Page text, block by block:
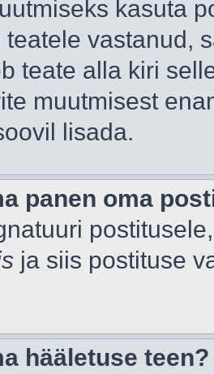
kasuta
teatele vastanud,
teate alla kiri
muutmisest
lisada.
panen oma
ja siis postituse
hääletuse teen?